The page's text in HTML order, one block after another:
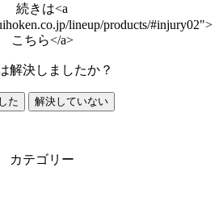
続きは<a
lineup/products/#injury02">
こちら</a>
解決しましたか？
た 解決していない
カテゴリー